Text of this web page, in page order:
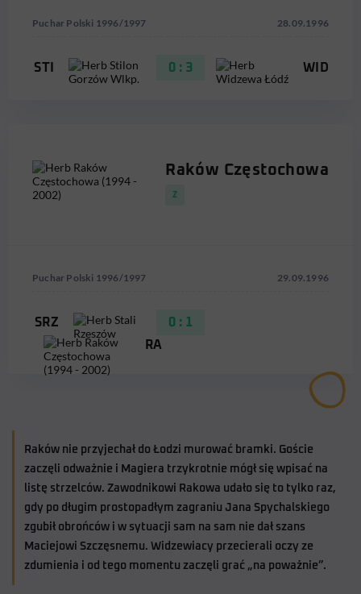
Puchar Polski 1996/1997 28.09.1996
STI 0 : 3 WID
Raków Częstochowa
Z
Puchar Polski 1996/1997 29.09.1996
SRZ
0 : 1
RAK
Raków nie przyjechał do Łodzi murować bramki. Goście
zaczęli odważnie i Magiera trzykrotnie mógł się wpisać na
listę strzelców. Zawodnikowi Rakowa udało się to tylko raz,
gdy po długim prostopadłym zagraniu Jana Spychalskiego
zgubił obrońców i w sytuacji sam na sam nie dał szans
Maciejowi Szczęsnemu. Widzewiacy przecierali oczy ze
zdumienia i od tego momentu zaczęli grać „na poważnie”.